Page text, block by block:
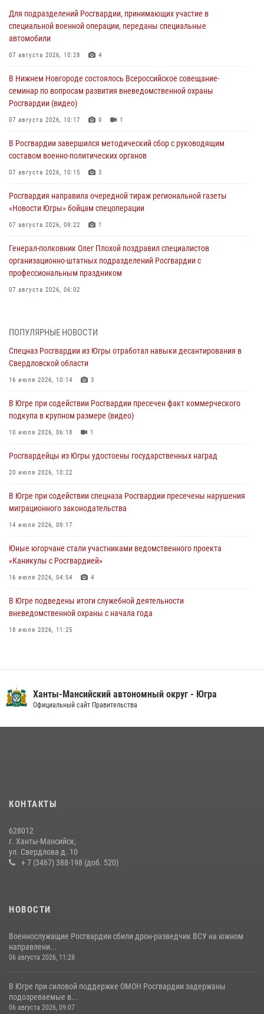
Для подразделений Росгвардии, принимающих участие в
специальной военной операции, переданы специальные
автомобили
07 августа 2026, 10:28 4
В Нижнем Новгороде состоялось Всероссийское совещание-
семинар по вопросам развития вневедомственной охраны
Росгвардии (видео)
07 августа 2026, 10:17 9 1
В Росгвардии завершился методический сбор с руководящим
составом военно-политических органов
07 августа 2026, 10:15 3
Росгвардия направила очередной тираж региональной газеты
«Новости Югры» бойцам спецоперации
07 августа 2026, 09:22 1
Генерал-полковник Олег Плохой поздравил специалистов
организационно-штатных подразделений Росгвардии с
профессиональным праздником
07 августа 2026, 06:02
Военнослужащие Росгвардии сбили дрон-разведчик ВСУ на южном
направлении
Офицеры Росгвардии и ветераны войск правопорядка почтили
память генерала армии Ивана Кирилловича Яковлева
В Югре при силовой поддержке ОМОН Росгвардии задержаны
06 августа 2026, 09:07 2 1
Урайский отдел вневедомственной охраны Росгвардии отмечает
05 августа 2026, 12:01 3
ПОПУЛЯРНЫЕ НОВОСТИ
Спецназ Росгвардии из Югры отработал навыки десантирования в
Свердловской области
16 июля 2026, 10:14 3
В Югре при содействии Росгвардии пресечен факт коммерческого
подкупа в крупном размере (видео)
10 июля 2026, 06:18 1
Росгвардейцы из Югры удостоены государственных наград
20 июля 2026, 10:22
В Югре при содействии спецназа Росгвардии пресечены нарушения
миграционного законодательства
14 июля 2026, 09:17
Юные югорчане стали участниками ведомственного проекта
«Каникулы с Росгвардией»
16 июля 2026, 04:54 4
В Югре подведены итоги служебной деятельности
вневедомственной охраны с начала года
18 июля 2026, 11:25
В Югре военнослужащие и сотрудники Росгвардии почтили память
11 июля 2026, 12:26
Ханты-Мансийский автономный округ - Югра
Официальный сайт Правительства
КОНТАКТЫ
628012
г. Ханты-Мансийск,
ул. Свердлова д. 10
+ 7 (3467) 388-198 (доб. 520)
НОВОСТИ
Военнослужащие Росгвардии сбили дрон-разведчик ВСУ на южном
направлени...
06 августа 2026, 11:28
В Югре при силовой поддержке ОМОН Росгвардии задержаны
подозреваемые в...
06 августа 2026, 09:07